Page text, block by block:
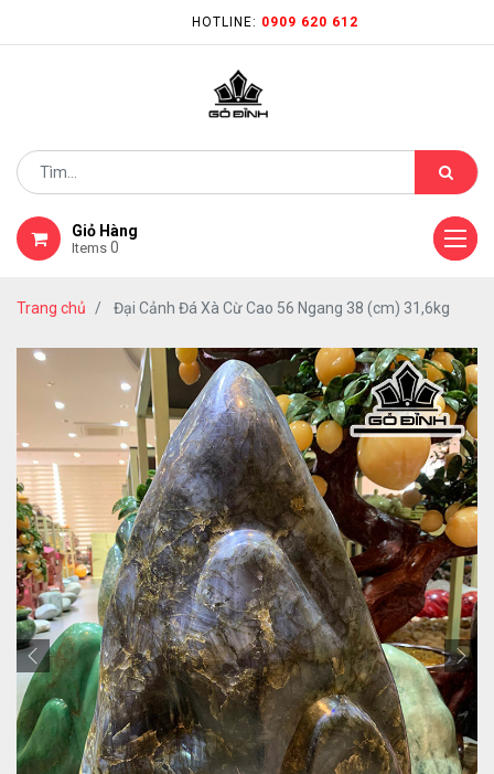
HOTLINE: 0909 620 612
Giỏ Hàng
Items 0
Trang chủ Đại Cảnh Đá Xà Cừ Cao 56 Ngang 38 (cm) 31,6kg